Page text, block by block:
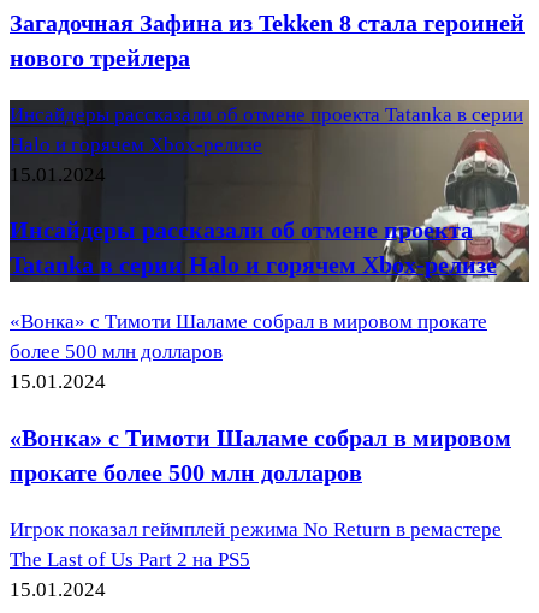
Загадочная Зафина из Tekken 8 стала героиней
нового трейлера
Инсайдеры рассказали об отмене проекта Tatanka в серии
Halo и горячем Xbox-релизе
15.01.2024
Инсайдеры рассказали об отмене проекта
Tatanka в серии Halo и горячем Xbox-релизе
«Вонка» с Тимоти Шаламе собрал в мировом прокате
более 500 млн долларов
15.01.2024
«Вонка» с Тимоти Шаламе собрал в мировом
прокате более 500 млн долларов
Игрок показал геймплей режима No Return в ремастере
The Last of Us Part 2 на PS5
15.01.2024